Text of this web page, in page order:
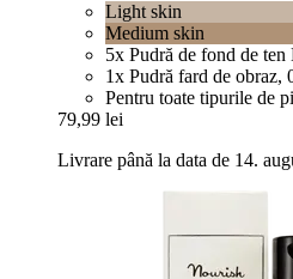
Light skin
Medium skin
5x Pudră de fond de
1x Pudră fard de obraz,
Pentru toate tipurile de
79,99 lei
Livrare până la data de 14.